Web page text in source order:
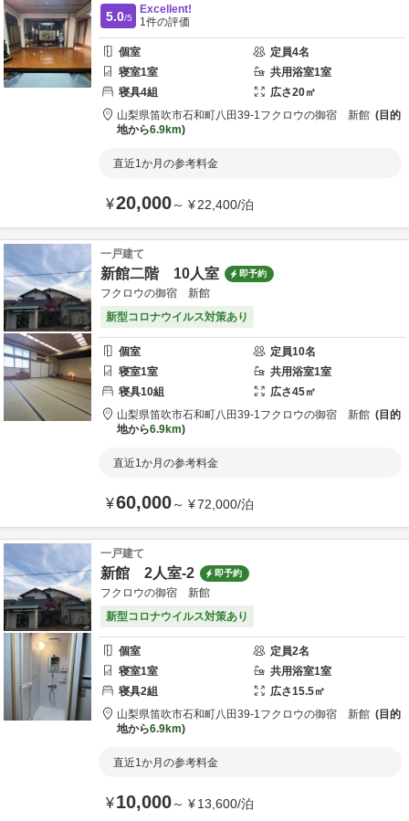
5.0/5
Excellent!
1件の評価
個室 定員4名
寝室1室 共用浴室1室
寝具4組 広さ20㎡
山梨県笛吹市石和町八田39-1フクロウの御宿 新館
目的
地から6.9km
直近1か月の参考料金
¥20,000～ ¥22,400/泊
一戸建て
新館二階 10人室 即予約
フクロウの御宿 新館
新型コロナウイルス対策あり
個室 定員10名
寝室1室 共用浴室1室
寝具10組 広さ45㎡
山梨県笛吹市石和町八田39-1フクロウの御宿 新館
目的
地から6.9km
直近1か月の参考料金
¥60,000～ ¥72,000/泊
一戸建て
新館 2人室-2 即予約
フクロウの御宿 新館
新型コロナウイルス対策あり
個室 定員2名
寝室1室 共用浴室1室
寝具2組 広さ15.5㎡
山梨県笛吹市石和町八田39-1フクロウの御宿 新館
目的
地から6.9km
直近1か月の参考料金
¥10,000～ ¥13,600/泊